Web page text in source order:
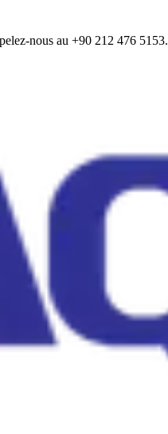
nous au +90 212 476 5153.